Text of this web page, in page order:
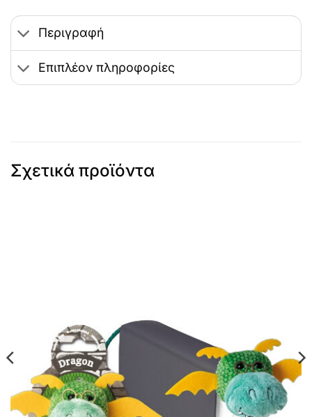
Περιγραφή
Επιπλέον πληροφορίες
Σχετικά προϊόντα